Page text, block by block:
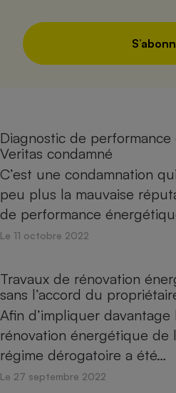
Diagnostic de
Veritas condamné
C’est une condamnation
peu plus la mauvaise
de performance
Le 11 octobre 2022
Travaux de rénovation
sans l’accord du
Afin d’impliquer
rénovation énergétique de
régime dérogatoire a été…
Le 27 septembre 2022